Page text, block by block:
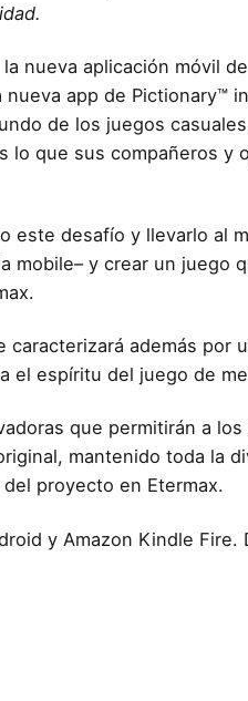
nueva aplicación móvil
app de Pictionary™
de los juegos
lo que sus compañeros y
este desafío y llevarlo al
mobile– y crear un juego
caracterizará además
el espíritu del juego de
que permitirán a
mantenido toda la
proyecto en Etermax.
y Amazon Kindle Fire.